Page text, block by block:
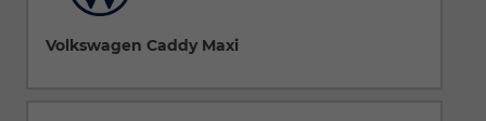
Volkswagen Caddy Maxi